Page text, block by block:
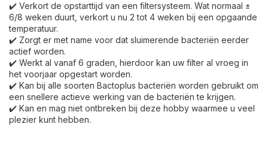
✔️ Verkort de opstarttijd van een filtersysteem. Wat normaal ±
6/8 weken duurt, verkort u nu 2 tot 4 weken bij een opgaande
temperatuur.
✔️ Zorgt er met name voor dat sluimerende bacteriën eerder
actief worden.
✔️ Werkt al vanaf 6 graden, hierdoor kan uw filter al vroeg in
het voorjaar opgestart worden.
✔️ Kan bij alle soorten Bactoplus bacteriën worden gebruikt om
een snellere actieve werking van de bacteriën te krijgen.
✔️ Kan en mag niet ontbreken bij deze hobby waarmee u veel
plezier kunt hebben.